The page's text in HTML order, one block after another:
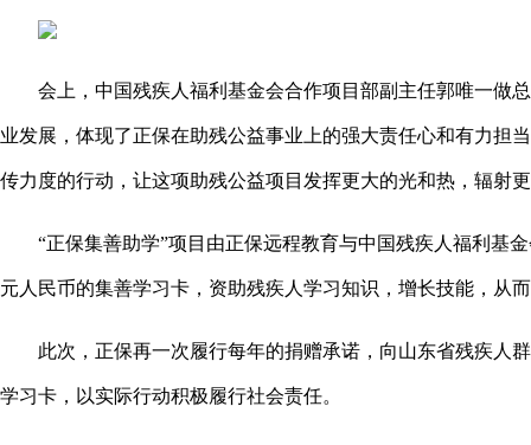
会上，中国残疾人福利基金会合作项目部副主任郭唯一做
业发展，体现了正保在助残公益事业上的强大责任心和有力担
传力度的行动，让这项助残公益项目发挥更大的光和热，辐射
“正保集善助学”项目由正保远程教育与中国残疾人福利基
元人民币的集善学习卡，资助残疾人学习知识，增长技能，从
此次，正保再一次履行每年的捐赠承诺，向山东省残疾人
学习卡，以实际行动积极履行社会责任。